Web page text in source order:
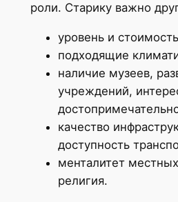
роли. Старику важно
уровень и
подходящие
наличие музеев,
учреждений,
качество
доступность
менталитет
религия.